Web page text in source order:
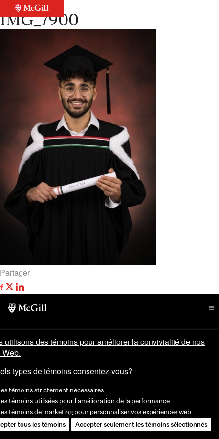
Retour à la liste
IMG_7900
Partager
utilisons des témoins pour améliorer la convivialité de nos
types de témoins consentez-vous?
témoins strictement nécessaires
témoins utilisées pour l'amélioration de la performance
témoins de marketing pour personnaliser vos expériences web
tous les témoins
Accepter seulement les témoins sélectionnés